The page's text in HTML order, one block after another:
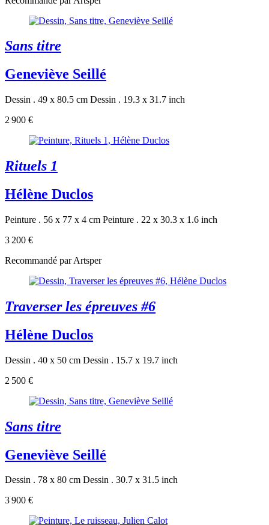
Sans titre
Geneviève Seillé
Dessin . 49 x 80.5 cm Dessin . 19.3 x 31.7 inch
2 900 €
Rituels 1
Hélène Duclos
Peinture . 56 x 77 x 4 cm Peinture . 22 x 30.3 x 1.6 inch
3 200 €
Recommandé par Artsper
Traverser les épreuves #6
Hélène Duclos
Dessin . 40 x 50 cm Dessin . 15.7 x 19.7 inch
2 500 €
Sans titre
Geneviève Seillé
Dessin . 78 x 80 cm Dessin . 30.7 x 31.5 inch
3 900 €